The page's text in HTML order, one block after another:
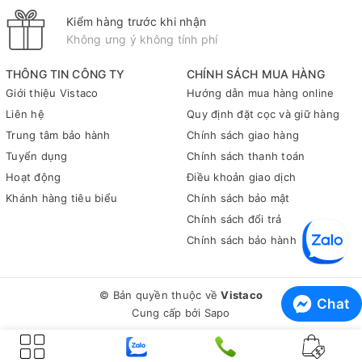
thị trường, nước tẩy nhà tắm Gift được đánh giá cao về cả chất
lượng lẫn giá cả hợp lý.
Tóm lại, Nước tẩy nhà tắm Gift 900ml là lựa chọn hoàn hảo cho
những ai đang tìm kiếm một giải pháp vệ sinh hiệu quả cho
phòng tắm của mình. Với khả năng làm sạch mạnh mẽ cùng
thiết kế tiện lợi, sản phẩm này chắc chắn sẽ mang đến cho bạn
của mình.
Để biết thêm thông tin về sản phẩm này cũng như tìm hiểu
thêm về các loại văn phòng phẩm khác, hãy liên hệ ngay với
Vistaco - Văn phòng phẩm Bình Dương: 0911 548 289 (zalo) để
THÔNG TIN CÔNG TY
Giới thiệu Vistaco
Liên hệ
Trung tâm bảo hành
Tuyển dụng
Hoạt động
Khánh hàng tiêu biểu
CHÍNH SÁCH MUA HÀNG
Hướng dẫn mua hàng online
Quy định đặt cọc và giữ hàng
Chính sách giao hàng
Chính sách thanh toán
Điều khoản giao dịch
Chính sách bảo mật
Chính sách đổi trả
Chính sách bảo hành
Kiểm hàng trước khi nhận
Không ưng ý không tính phí
© Bản quyền thuộc vềVistaco
Cung cấp bởi Sapo
Chat